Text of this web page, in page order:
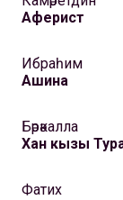
Аферист
Ибраһим
Ашина
Бәрәкалла
Хан кызы
Фатих